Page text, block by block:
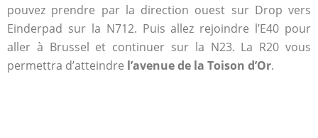
pouvez prendre par la direction ouest sur Drop vers
Einderpad sur la N712. Puis allez rejoindre l’E40 pour
aller à Brussel et continuer sur la N23. La R20 vous
permettra d’atteindre l’avenue de la Toison d’Or.